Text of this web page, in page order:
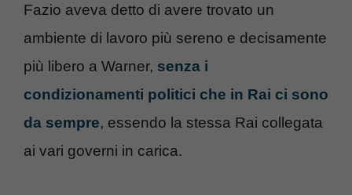
Fazio aveva detto di avere trovato un
ambiente di lavoro più sereno e decisamente
più libero a Warner, senza i
condizionamenti politici che in Rai ci sono
da sempre, essendo la stessa Rai collegata
ai vari governi in carica.